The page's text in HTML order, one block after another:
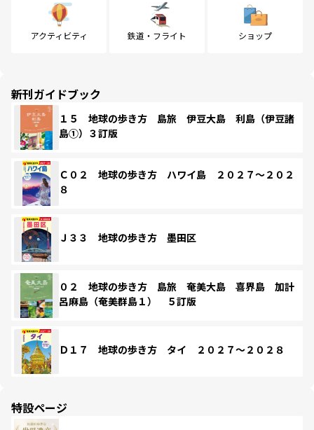
アクティビティ 鉄道・フライト ショップ
新刊ガイドブック
１５ 地球の歩き方 島旅 伊豆大島 利島（伊豆諸
島①）３訂版
Ｃ０２ 地球の歩き方 ハワイ島 ２０２７～２０２
８
Ｊ３３ 地球の歩き方 墨田区
０２ 地球の歩き方 島旅 奄美大島 喜界島 加計
呂麻島（奄美群島１） ５訂版
Ｄ１７ 地球の歩き方 タイ ２０２７～２０２８
特設ページ